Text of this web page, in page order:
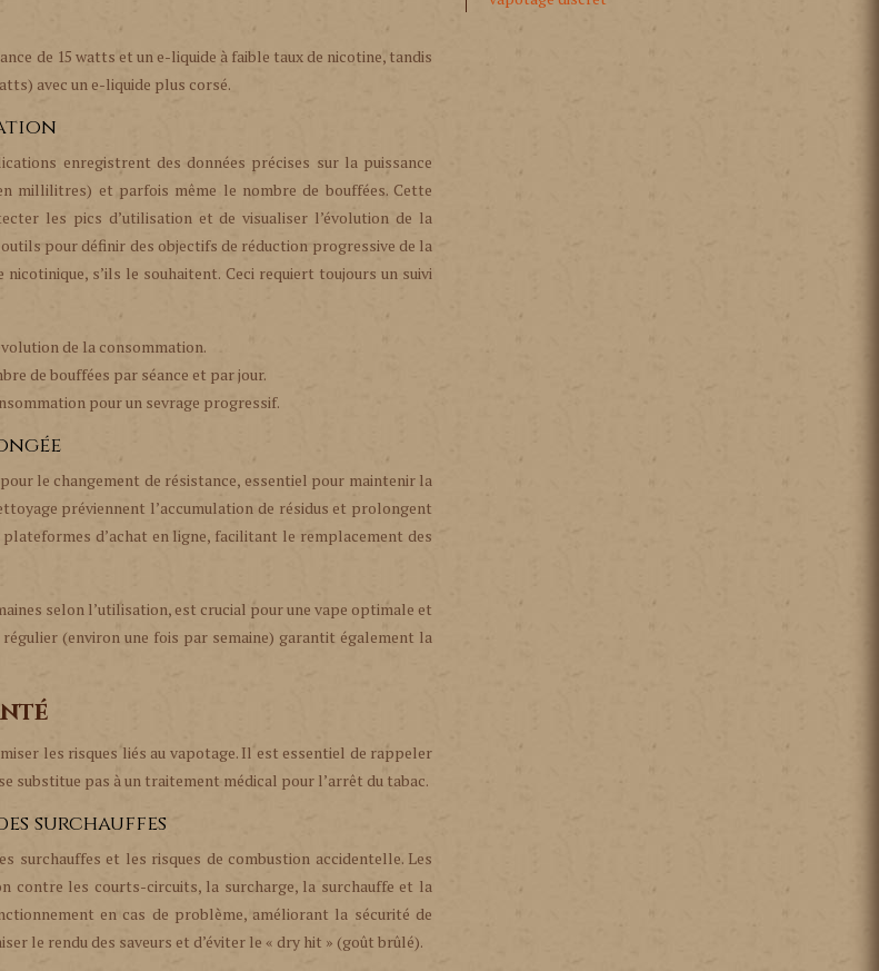
de 15 watts et un e-liquide à faible taux de nicotine, tandis
avec un e-liquide plus corsé.
enregistrent des données précises sur la puissance
millilitres) et parfois même le nombre de bouffées. Cette
les pics d’utilisation et de visualiser l’évolution de la
pour définir des objectifs de réduction progressive de la
s’ils le souhaitent. Ceci requiert toujours un suivi
de la consommation.
de bouffées par séance et par jour.
pour un sevrage progressif.
le changement de résistance, essentiel pour maintenir la
préviennent l’accumulation de résidus et prolongent
d’achat en ligne, facilitant le remplacement des
selon l’utilisation, est crucial pour une vape optimale et
(environ une fois par semaine) garantit également la
les risques liés au vapotage. Il est essentiel de rappeler
substitue pas à un traitement médical pour l’arrêt du tabac.
surchauffes
et les risques de combustion accidentelle. Les
contre les courts-circuits, la surcharge, la surchauffe et la
en cas de problème, améliorant la sécurité de
le rendu des saveurs et d’éviter le « dry hit » (goût brûlé).